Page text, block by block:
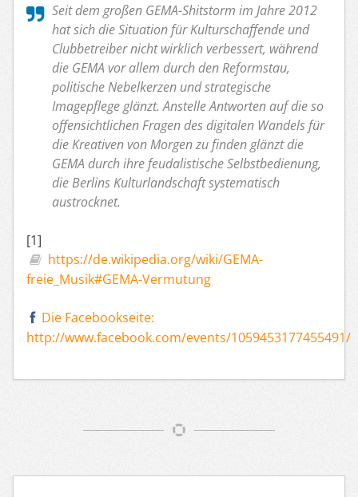
Seit dem großen GEMA-Shitstorm im Jahre 2012
hat sich die Situation für Kulturschaffende und
Clubbetreiber nicht wirklich verbessert, während
die GEMA vor allem durch den Reformstau,
politische Nebelkerzen und strategische
Imagepflege glänzt. Anstelle Antworten auf die so
offensichtlichen Fragen des digitalen Wandels für
die Kreativen von Morgen zu finden glänzt die
GEMA durch ihre feudalistische Selbstbedienung,
die Berlins Kulturlandschaft systematisch
austrocknet.
[1]
https://de.wikipedia.org/wiki/GEMA-
freie_Musik#GEMA-Vermutung
Die Facebookseite:
http://www.facebook.com/events/1059453177455491/